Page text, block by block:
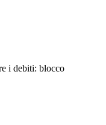
i debiti: blocco